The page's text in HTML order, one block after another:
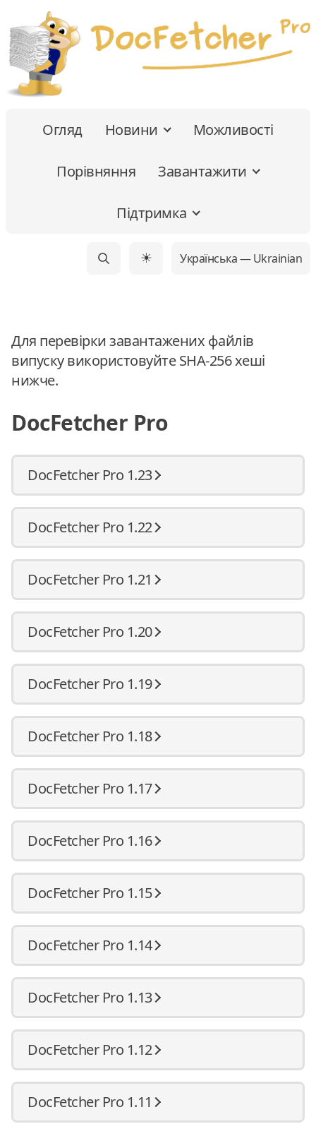
Огляд Новини Можливості
Порівняння Завантажити
Підтримка
☀ Українська — Ukrainian
Для перевірки завантажених файлів
випуску використовуйте SHA-256 хеші
нижче.
DocFetcher Pro
DocFetcher Pro 1.23
DocFetcher Pro 1.22
DocFetcher Pro 1.21
DocFetcher Pro 1.20
DocFetcher Pro 1.19
DocFetcher Pro 1.18
DocFetcher Pro 1.17
DocFetcher Pro 1.16
DocFetcher Pro 1.15
DocFetcher Pro 1.14
DocFetcher Pro 1.13
DocFetcher Pro 1.12
DocFetcher Pro 1.11